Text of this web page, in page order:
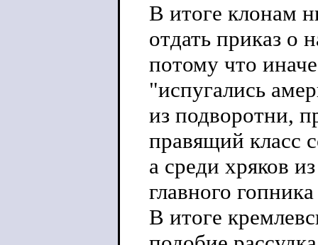
В итоге клонам
отдать приказ о
потому что
"испугались
из подворотни,
правящий класс
а среди хряков
главного
В итоге